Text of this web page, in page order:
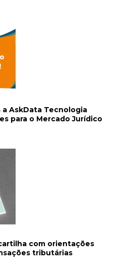
AskData Tecnologia
para o Mercado Jurídico
com orientações
tributárias